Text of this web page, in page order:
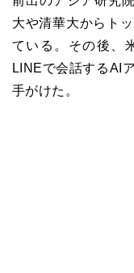
大や清華大からト
ている。その後、
LINEで会話するAI
手がけた。